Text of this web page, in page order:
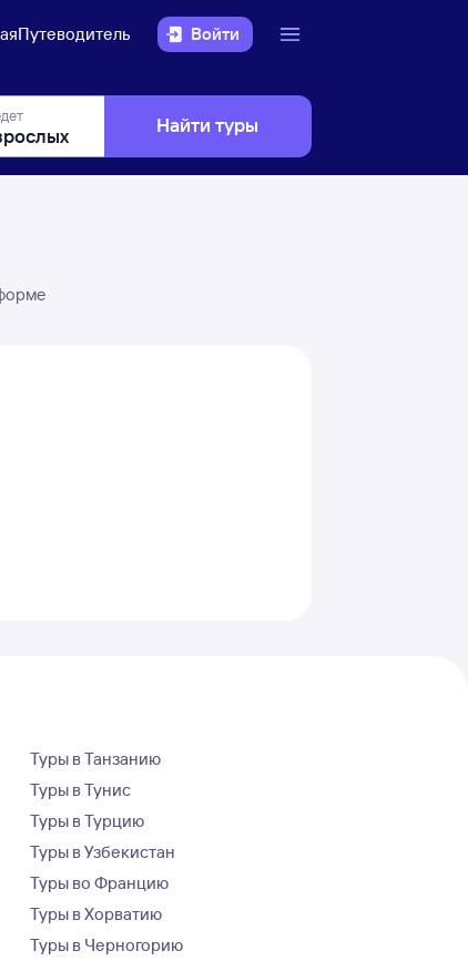
Путеводитель Войти
Найти туры
Туры в Танзанию
Туры в Тунис
Туры в Турцию
Туры в Узбекистан
Туры во Францию
Туры в Хорватию
Туры в Черногорию